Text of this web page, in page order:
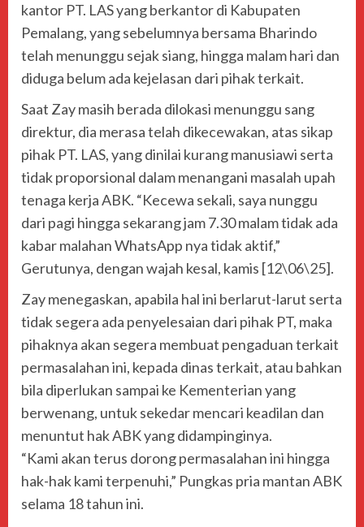
kantor PT. LAS yang berkantor di Kabupaten
Pemalang, yang sebelumnya bersama Bharindo
telah menunggu sejak siang, hingga malam hari dan
diduga belum ada kejelasan dari pihak terkait.
Saat Zay masih berada dilokasi menunggu sang
direktur, dia merasa telah dikecewakan, atas sikap
pihak PT. LAS, yang dinilai kurang manusiawi serta
tidak proporsional dalam menangani masalah upah
tenaga kerja ABK. “Kecewa sekali, saya nunggu
dari pagi hingga sekarang jam 7.30 malam tidak ada
kabar malahan WhatsApp nya tidak aktif,”
Gerutunya, dengan wajah kesal, kamis [12\06\25].
Zay menegaskan, apabila hal ini berlarut-larut serta
tidak segera ada penyelesaian dari pihak PT, maka
pihaknya akan segera membuat pengaduan terkait
permasalahan ini, kepada dinas terkait, atau bahkan
bila diperlukan sampai ke Kementerian yang
berwenang, untuk sekedar mencari keadilan dan
menuntut hak ABK yang didampinginya.
“Kami akan terus dorong permasalahan ini hingga
hak-hak kami terpenuhi,” Pungkas pria mantan ABK
selama 18 tahun ini.